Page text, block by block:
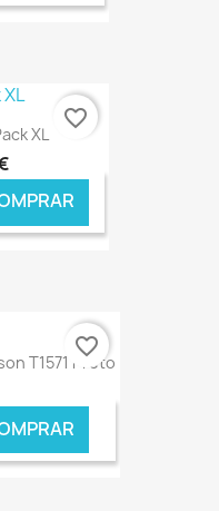
€ ONLINE
XL
€ ONLINE
favorite_border
T1571 Preto
favorite_border